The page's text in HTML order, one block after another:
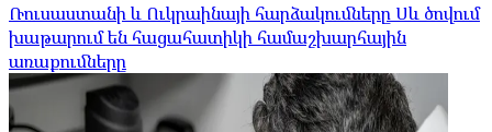
Ռուսաստանի և Ուկրաինայի հարձակումները Սև ծովում
խաթարում են հացահատիկի համաշխարհային
առաքումները